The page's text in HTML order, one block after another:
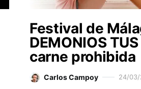
Festival de
DEMONIOS
carne prohibida
Carlos Campoy 24/03/